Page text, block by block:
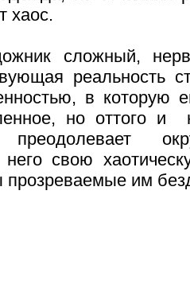
хаос.
сложный,
реальность
в которую
но оттого и
свою
им